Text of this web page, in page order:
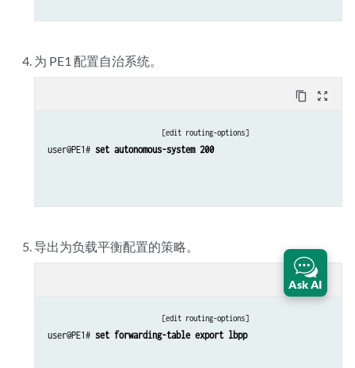
为 PE1 配置自治系统。
content_copy zoom_out_map
[edit routing-options]
user@PE1# set autonomous-system 200
导出为负载平衡配置的策略。
content_copy zoom_out_map
[edit routing-options]
user@PE1# set forwarding-table export lbpp
Ask AI